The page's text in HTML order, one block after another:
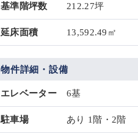
基準階坪数 212.27坪
延床面積 13,592.49㎡
物件詳細・設備
エレベーター 6基
駐車場 あり 1階・2階